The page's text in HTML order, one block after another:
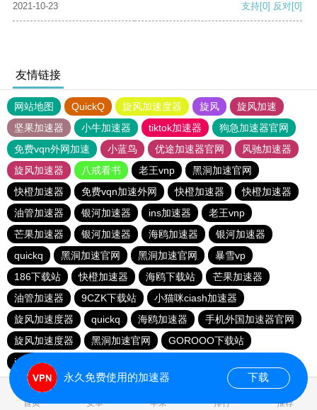
2021-10-23 支持[0] 反对[0]
友情链接
网站地图 QuickQ 旋风加速度器 旋风
旋风加速
坚果加速器
小牛加速器 tiktok加速器
狗急加速器官网
免费vqn外网加速
小蓝鸟 优途加速器官网
风驰加速器
旋风加速器
八戒看书 老王vnp
黑洞加速官网
快橙加速器
免费vqn加速外网 快橙加速器
快橙加速器
油管加速器
银河加速器 ins加速器
老王vnp
芒果加速器
银河加速器 海鸥加速器
银河加速器
quickq
黑洞加速官网 黑洞加速官网
暴雪vp
186下载站
快橙加速器 海鸥下载站
芒果加速器
油管加速器
9CZK下载站
小猫咪ciash加速器
旋风加速度器
quickq 海鸥加速器
手机外国加速器官网
旋风加速度器
黑洞加速官网
GOROOO下载站
ins加速器
首页 安卓 苹果 排行 推荐
永久免费使用的加速器 下载
0.090130s